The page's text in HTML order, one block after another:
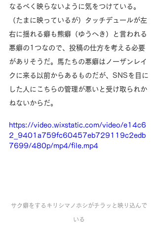
なるべく映らないように気をつけている。
（たまに映っているが）タッチデュールが左
右に揺れる癖も熊癖（ゆうへき）と言われる
悪癖の1つなので、投稿の仕方を考える必要
がありそうだ。馬たちの悪癖はノーザンレイ
クに来る以前からあるものだが、SNSを目に
した人にこちらの管理が悪いと受け取られか
ねないからだ。
https://video.wixstatic.com/video/e14c6
2_9401a759fc60457eb729119c2edb
7699/480p/mp4/file.mp4
サク癖をするキリシマノホシがチラッと映り込んで
いる